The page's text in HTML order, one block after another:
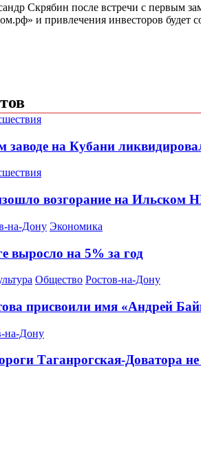
Скрябин после встречи с первым
и привлечения инвесторов будет
на Кубани
возгорание на Ильском
на-Дону Экономика
выросло на 5% за год
Общество Ростов-на-Дону
присвоили имя «Андрей
на-Дону
Таганрогская-Доватора